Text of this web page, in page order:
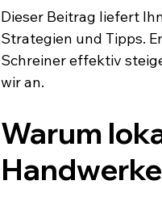
Dieser Beitrag liefert
Strategien und Tipps.
Schreiner effektiv
wir an.
Warum